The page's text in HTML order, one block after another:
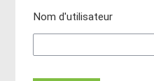
Nom d'utilisateur